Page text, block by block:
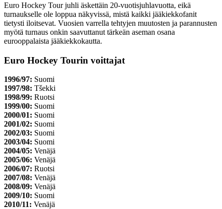
Euro Hockey Tour juhli äskettäin 20-vuotisjuhlavuotta, eikä
turnaukselle ole loppua näkyvissä, mistä kaikki jääkiekkofanit
tietysti iloitsevat. Vuosien varrella tehtyjen muutosten ja parannusten
myötä turnaus onkin saavuttanut tärkeän aseman osana
eurooppalaista jääkiekkokautta.
Euro Hockey Tourin voittajat
1996/97: Suomi
1997/98: Tšekki
1998/99: Ruotsi
1999/00: Suomi
2000/01: Suomi
2001/02: Suomi
2002/03: Suomi
2003/04: Suomi
2004/05: Venäjä
2005/06: Venäjä
2006/07: Ruotsi
2007/08: Venäjä
2008/09: Venäjä
2009/10: Suomi
2010/11: Venäjä